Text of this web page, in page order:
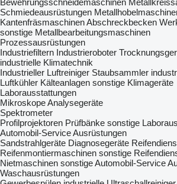
Bewehrungsschneidemaschinen
Schmiedeausrüstungen
KantenfräsmaschinenAbschreckbecken
sonstige Metallbearbeitungsmaschinen
Prozessausrüstungen
Industriefiltern Industrieroboter
industrielle Klimatechnik
Industrieller Luftreiniger Staubsammler
Luftkühler Kälteanlagen sonstige Klimageräte
Laborausstattungen
MikroskopeAnalysegeräte
Spektrometer
Profilprojektoren Prüfbänke sonstige
Automobil-Service Ausrüstungen
Sandstrahlgeräte Diagnosegeräte
Reifenmontiermaschinen sonstige
Nietmaschinen sonstige Automobil-Service
Waschausrüstungen